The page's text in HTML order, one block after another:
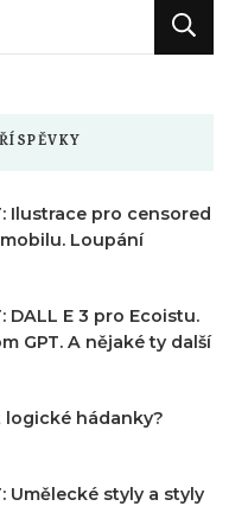
Ilustrace pro censored
Loupání
DALL E 3 pro Ecoistu.
GPT. A nějaké ty další
logické hádanky?
Umělecké styly a styly